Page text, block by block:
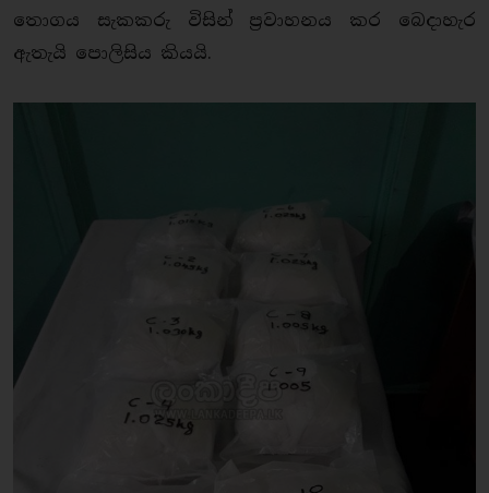
තොගය සැකකරු විසින් ප්‍රවාහනය කර බෙදාහැර
ඇතැයි පොලිසිය කියයි.